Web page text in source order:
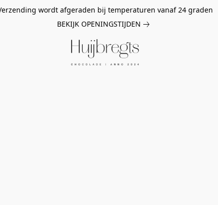
wordt afgeraden bij temperaturen vanaf 24 graden
BEKIJK OPENINGSTIJDEN